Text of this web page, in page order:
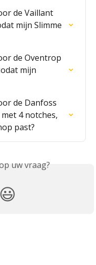
de Vaillant
mijn Slimme
de Oventrop
mijn
de Danfoss
4 notches,
past?
uw vraag?
😃